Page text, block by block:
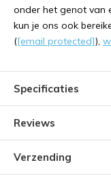
onder het genot van
kun je ons ook
([email protected]),
Specificaties
Reviews
Verzending